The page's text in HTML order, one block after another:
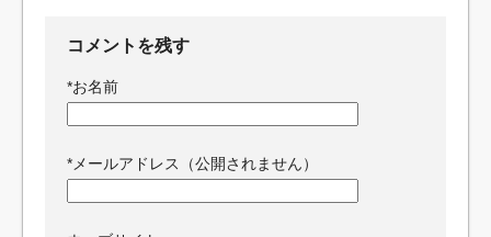
コメントを残す
*お名前
*メールアドレス（公開されません）